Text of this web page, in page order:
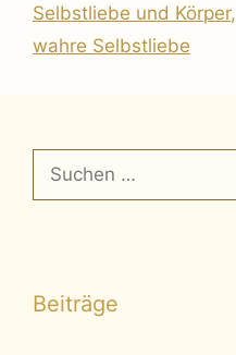
Selbstliebe und Körper,
wahre Selbstliebe
nach:
Beiträge